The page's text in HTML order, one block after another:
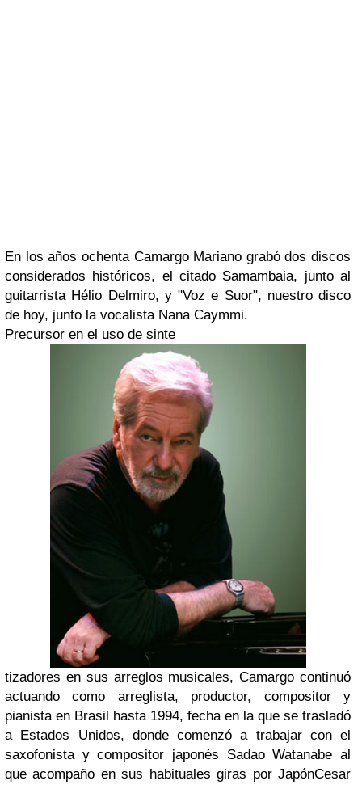
En los años ochenta Camargo Mariano grabó dos discos
considerados históricos, el citado Samambaia, junto al
guitarrista Hélio Delmiro, y "Voz e Suor", nuestro disco
de hoy, junto la vocalista Nana Caymmi.
Precursor en el uso de sinte
tizadores en sus arreglos musicales,Camargo continuó
actuando como arreglista, productor, compositor y
pianista en Brasil hasta 1994, fecha en la que se trasladó
a Estados Unidos, donde comenzó a trabajar con el
saxofonista y compositor japonés Sadao Watanabe al
que acompaño en sus habituales giras porJapónCesar